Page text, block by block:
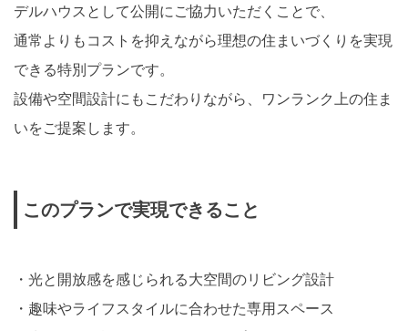
デルハウスとして公開にご協力いただくことで、
通常よりもコストを抑えながら理想の住まいづくりを実現
できる特別プランです。
設備や空間設計にもこだわりながら、ワンランク上の住ま
いをご提案します。
このプランで実現できること
光と開放感を感じられる大空間のリビング設計
趣味やライフスタイルに合わせた専用スペース